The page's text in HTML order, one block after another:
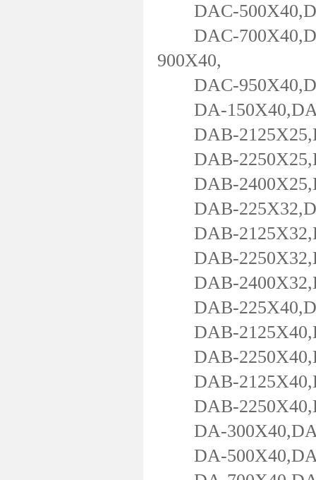
DAC-
DAC-
900X40,
DAC-
DA-150X40,DA-
DAB-
DAB-
DAB-
DAB-
DAB-
DAB-
DAB-
DAB-
DAB-
DAB-
DAB-
DAB-
DA-300X40,DA-
DA-500X40,DA-